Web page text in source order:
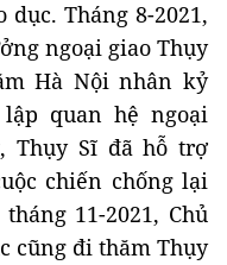
Tháng 8-2021,
ngoại giao Thụy
Hà Nội nhân kỷ
quan hệ ngoại
Thụy Sĩ đã hỗ trợ
chiến chống lại
11-2021, Chủ
cũng đi thăm Thụy